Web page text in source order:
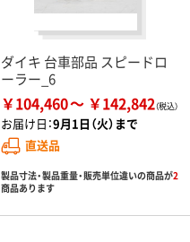
ダイキ 台車部品 スピードロ
ーラー_6
￥104,460 ￥142,842
お届け日：9月1日（火）まで
直送品
製品寸法・製品重量・販売単位違いの商品が2
商品あります